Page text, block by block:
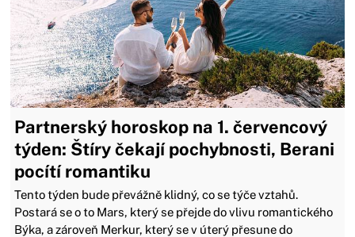
Partnerský horoskop na 1. červencový
týden: Štíry čekají pochybnosti, Berani
pocítí romantiku
​​​​​​​Tento týden bude převážně klidný, co se týče vztahů.
Postará se o to Mars, který se přejde do vlivu romantického
Býka, a zároveň Merkur, který se v úterý přesune do